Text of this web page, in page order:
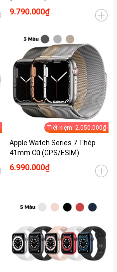
9.790.000₫
Tiết kiệm: 2.050.000₫
Apple Watch Series 7 Thép
41mm Cũ (GPS/ESIM)
6.990.000₫